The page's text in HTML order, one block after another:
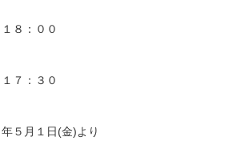
８：００
７：３０
５月１日(金)より